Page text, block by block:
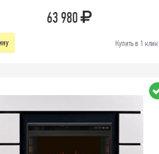
63 980
Купить в 1 клик